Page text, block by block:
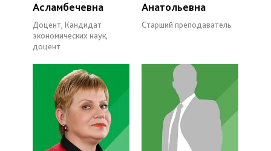
Асламбечевна
Доцент, Кандидат
экономических наук,
доцент
Анатольевна
Старший преподаватель